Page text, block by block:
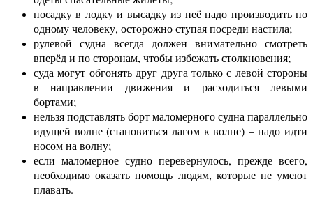
посадку в лодку и высадку из неё надо производить по
одному человеку, осторожно ступая посреди настила;
рулевой судна всегда должен внимательно смотреть
вперёд и по сторонам, чтобы избежать столкновения;
суда могут обгонять друг друга только с левой стороны
в направлении движения и расходиться левыми
бортами;
нельзя подставлять борт маломерного судна параллельно
идущей волне (становиться лагом к волне) – надо идти
носом на волну;
если маломерное судно перевернулось, прежде всего,
необходимо оказать помощь людям, которые не умеют
плавать.